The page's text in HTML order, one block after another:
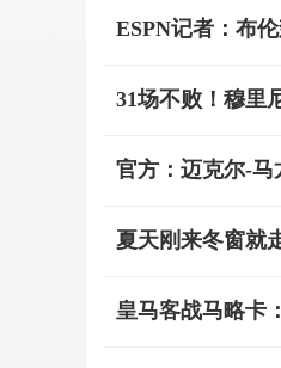
ESPN记者：布
31场不败！穆里
官方：迈克尔-
夏天刚来冬窗就
皇马客战马略卡